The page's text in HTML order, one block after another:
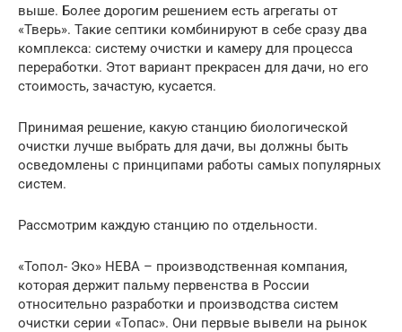
выше. Более дорогим решением есть агрегаты от
«Тверь». Такие септики комбинируют в себе сразу два
комплекса: систему очистки и камеру для процесса
переработки. Этот вариант прекрасен для дачи, но его
стоимость, зачастую, кусается.
Принимая решение, какую станцию биологической
очистки лучше выбрать для дачи, вы должны быть
осведомлены с принципами работы самых популярных
систем.
Рассмотрим каждую станцию по отдельности.
«Топол- Эко» НЕВА – производственная компания,
которая держит пальму первенства в России
относительно разработки и производства систем
очистки серии «Топас». Они первые вывели на рынок